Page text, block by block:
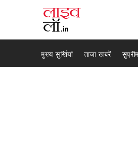
मुख्य सुर्खियां ताजा खबरें